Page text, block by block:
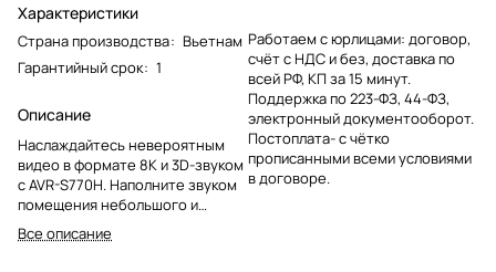
Характеристики
Страна производства: Вьетнам
Гарантийный срок: 1
Описание
Наслаждайтесь невероятным
видео в формате 8K и 3D-звуком
с AVR-S770H. Наполните звуком
помещения небольшого и
среднего размера с помощью
системы объемного звучания 7.2
Все описание
Работаем с юрлицами: договор,
счёт с НДС и без, доставка по
всей РФ, КП за 15 минут.
Поддержка по 223-ФЗ, 44-ФЗ,
электронный документооборот.
Постоплата- с чётко
прописанными всеми условиями
в договоре.